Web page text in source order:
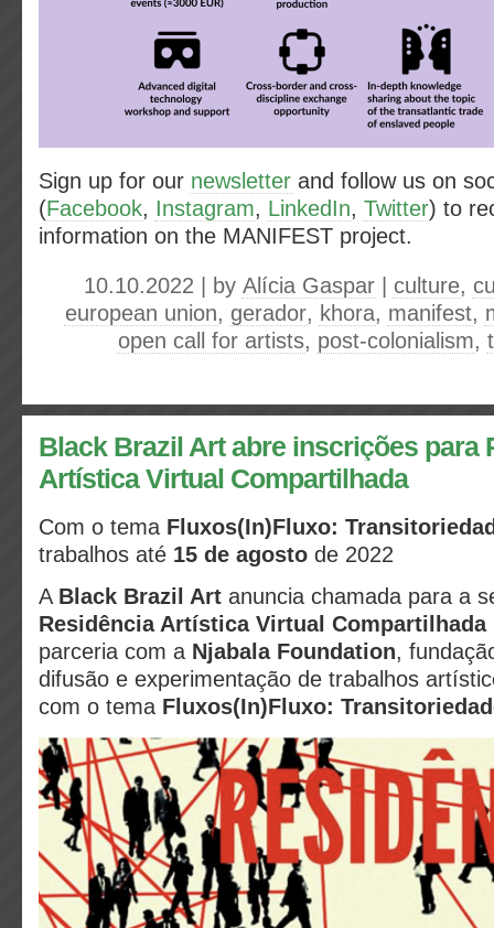
Sign up for our newsletter and follow us on
(Facebook, Instagram, LinkedIn, Twitter) to
information on the MANIFEST project.
10.10.2022 | by Alícia Gaspar culture,
european union, gerador, khora, manifest,
open call for artists, post-colonialism,
Black Brazil Art abre inscrições para
Artística Virtual Compartilhada
Com o tema Fluxos(In)Fluxo:
trabalhos até 15 de agosto de 2022
A Black Brazil Art anuncia chamada para a
Residência Artística Virtual Compartilhada
parceria com a Njabala Foundation,
difusão e experimentação de trabalhos
com o tema Fluxos(In)Fluxo: